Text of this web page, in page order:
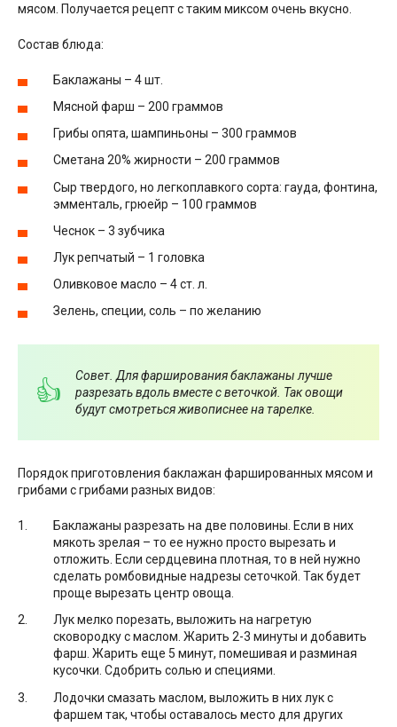
мясом. Получается рецепт с таким миксом очень вкусно.
Состав блюда:
Баклажаны – 4 шт.
Мясной фарш – 200 граммов
Грибы опята, шампиньоны – 300 граммов
Сметана 20% жирности – 200 граммов
Сыр твердого, но легкоплавкого сорта: гауда, фонтина,
эмменталь, грюейр – 100 граммов
Чеснок – 3 зубчика
Лук репчатый – 1 головка
Оливковое масло – 4 ст. л.
Зелень, специи, соль – по желанию
Совет. Для фарширования баклажаны лучше
разрезать вдоль вместе с веточкой. Так овощи
будут смотреться живописнее на тарелке.
Порядок приготовления баклажан фаршированных мясом и
грибами с грибами разных видов:
Баклажаны разрезать на две половины. Если в них
мякоть зрелая – то ее нужно просто вырезать и
отложить. Если сердцевина плотная, то в ней нужно
сделать ромбовидные надрезы сеточкой. Так будет
проще вырезать центр овоща.
Лук мелко порезать, выложить на нагретую
сковородку с маслом. Жарить 2-3 минуты и добавить
фарш. Жарить еще 5 минут, помешивая и разминая
кусочки. Сдобрить солью и специями.
Лодочки смазать маслом, выложить в них лук с
фаршем так, чтобы оставалось место для других